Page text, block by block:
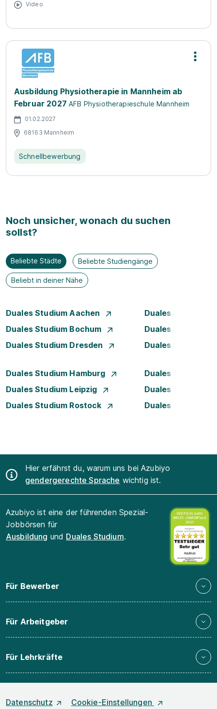
Video
Ausbildung Physiotherapie in Mannheim ab
Februar 2027 AFB Physiotherapieschule Mannheim
01.02.2027
68163 Mannheim
Schnellbewerbung
Noch unsicher, wonach du suchen
sollst?
Beliebte Städte Beliebte Studiengänge
Beliebt in deiner Nähe
Duales Studium Aachen
Duales Studium
Duales Studium Bochum
Duales Studium
Duales Studium Dresden
Duales Studium
Duales Studium Hamburg
Duales Studium
Duales Studium Leipzig
Duales Studium
Duales Studium Rostock
Duales Studium
Hier erfährst du, warum uns bei Azubiyo
gendergerechte Sprache wichtig ist.
Azubiyo ist eine der führenden Spezial-
Jobbörsen für
Ausbildung und Duales Studium.
Für Bewerber
Für Arbeitgeber
Für Lehrkräfte
Datenschutz Cookie-Einstellungen